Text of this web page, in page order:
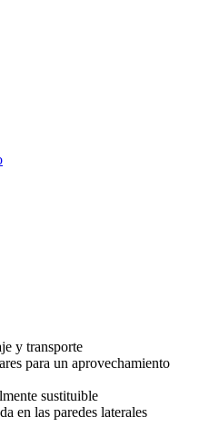
y transporte
para un aprovechamiento
sustituible
en las paredes laterales